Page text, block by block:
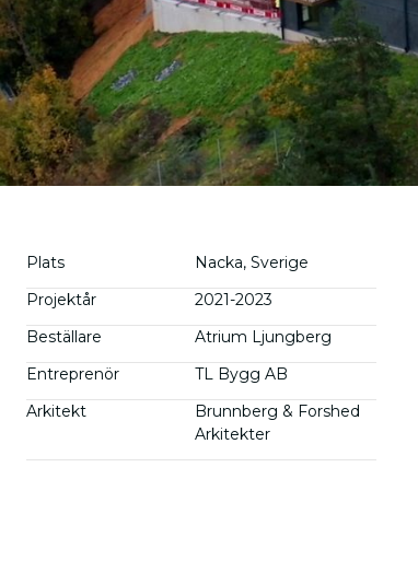
Plats
Nacka, Sverige
Projektår
2021-2023
Beställare
Atrium Ljungberg
Entreprenör
TL Bygg AB
Arkitekt
Brunnberg & Forshed
Arkitekter